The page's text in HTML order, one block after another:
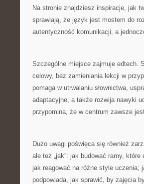
Na stronie znajdziesz inspiracje, jak
sprawiają, że język jest mostem do
autentyczność komunikacji, a
Szczególne miejsce zajmuje edtech.
celowy, bez zamieniania lekcji w
pomaga w utrwalaniu słownictwa,
adaptacyjne, a także rozwija nawyki
przypomina, że w centrum zawsze
Dużo uwagi poświęca się również
ale też „jak”: jak budować ramy,
jak reagować na różne style uczenia;
podpowiada, jak sprawić, by zajęcia